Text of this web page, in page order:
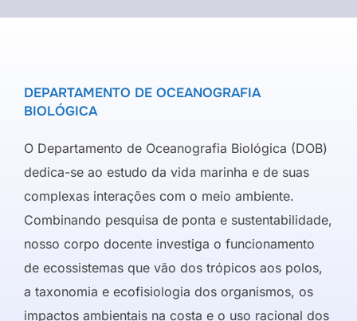
DEPARTAMENTO DE OCEANOGRAFIA
BIOLÓGICA
O Departamento de Oceanografia Biológica (DOB)
dedica-se ao estudo da vida marinha e de suas
complexas interações com o meio ambiente.
Combinando pesquisa de ponta e sustentabilidade,
nosso corpo docente investiga o funcionamento
de ecossistemas que vão dos trópicos aos polos,
a taxonomia e ecofisiologia dos organismos, os
impactos ambientais na costa e o uso racional dos